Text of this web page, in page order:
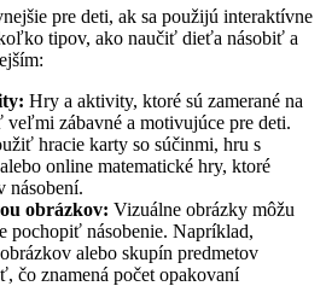
pre deti, ak sa použijú interaktívne
tipov, ako naučiť dieťa násobiť a
Hry a aktivity, ktoré sú zamerané na
veľmi zábavné a motivujúce pre deti.
hracie karty so súčinmi, hru s
online matematické hry, ktoré
násobení.
obrázkov: Vizuálne obrázky môžu
pochopiť násobenie. Napríklad,
alebo skupín predmetov
čo znamená počet opakovaní